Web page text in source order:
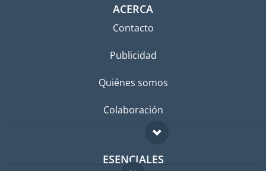
ACERCA
Contacto
Publicidad
Quiénes somos
Colaboración
ESENCIALES